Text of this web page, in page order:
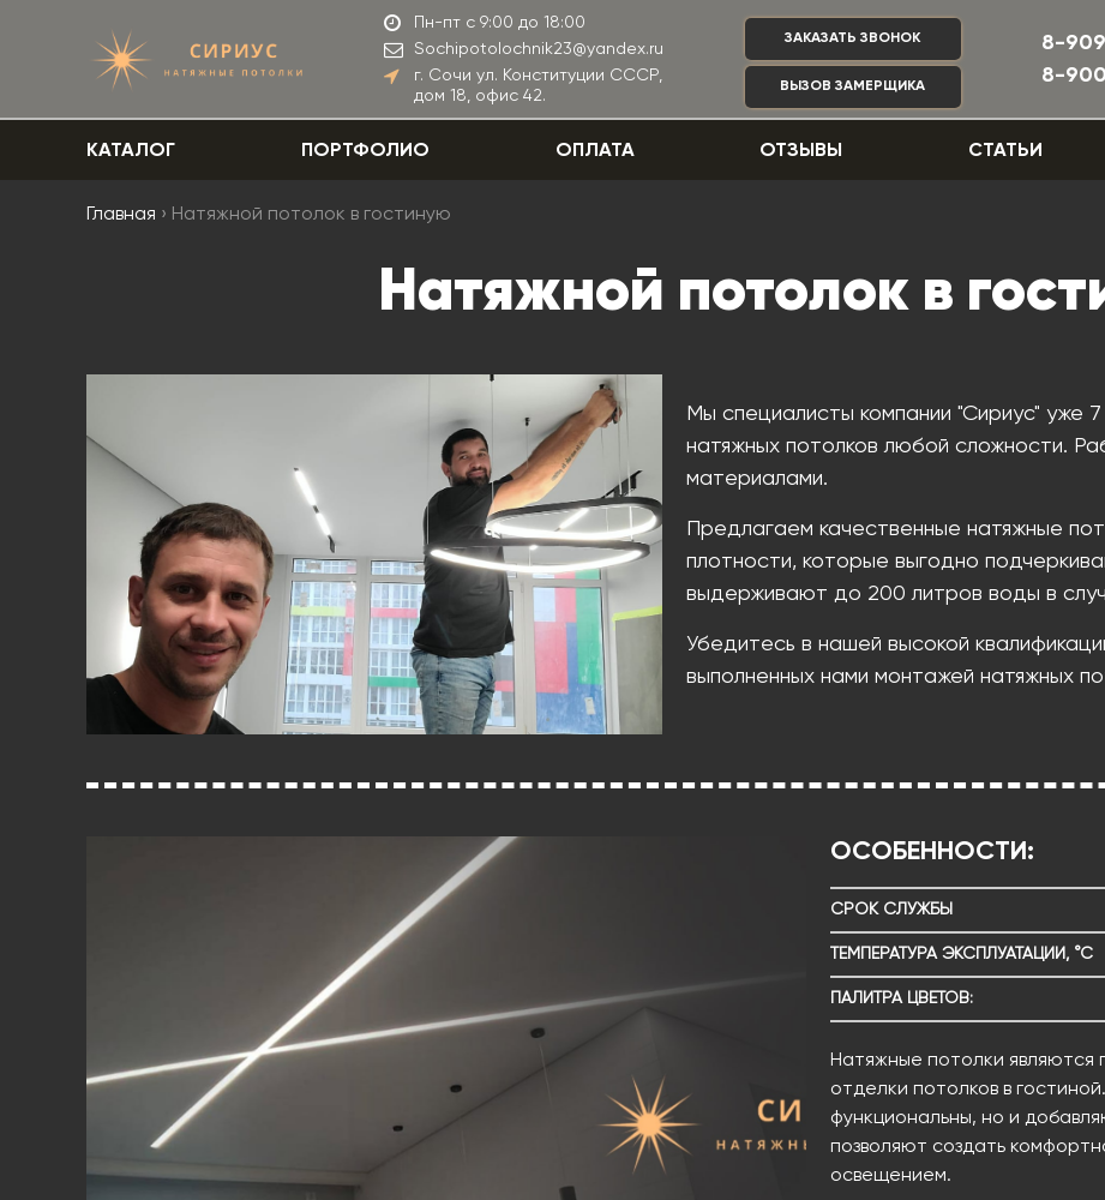
Пн-пт с 9:00 до 18:00
Sochipotolochnik23@yandex.ru
г. Сочи ул. Конституции СССР,
дом 18, офис 42.
ЗАКАЗАТЬ ЗВОНОК
ВЫЗОВ ЗАМЕРЩИКА
8-
8-
КАТАЛОГ ПОРТФОЛИО ОПЛАТА ОТЗЫВЫ СТАТЬИ
Главная › Натяжной потолок в гостиную
Натяжной потолок в
Мы специалисты компании "Сириус" уже
натяжных потолков любой сложности.
материалами.
Предлагаем качественные натяжные
плотности, которые выгодно
выдерживают до 200 литров воды в
Убедитесь в нашей высокой
выполненных нами монтажей натяжных
ОСОБЕННОСТИ:
СРОК СЛУЖБЫ
ТЕМПЕРАТУРА ЭКСПЛУАТАЦИИ, °С
ПАЛИТРА ЦВЕТОВ:
Натяжные потолки
отделки потолков в
функциональны, но и
позволяют создать
освещением.